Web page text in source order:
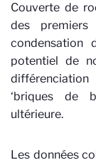
Couverte de
des
condensation
potentiel de
différenciation
‘briques de
ultérieure.
Les données